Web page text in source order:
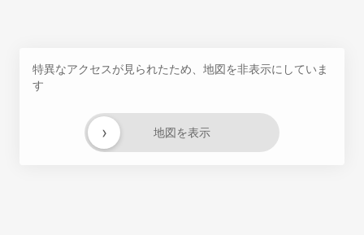
特異なアクセスが見られたため、地図を非表示にしていま
す
地図を表示
›